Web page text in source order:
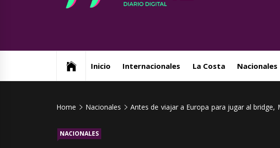
Inicio Internacionales La Costa Nacionales
Home Nacionales Antes de viajar a Europa para jugar al bridge,
NACIONALES